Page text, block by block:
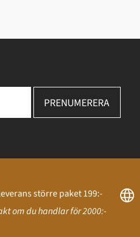
PRENUMERERA
större paket 199:-
om du handlar för 2000:-